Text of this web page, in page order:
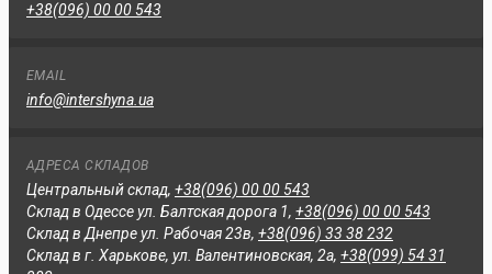
+38(096) 00 00 543
EMAIL
info@intershyna.ua
АДРЕСА СКЛАДОВ
Центральный склад, +38(096) 00 00 543
Склад в Одессе ул. Балтская дорога 1, +38(096) 00 00 543
Склад в Днепре ул. Рабочая 23в, +38(096) 33 38 232
Склад в г. Харькове, ул. Валентиновская, 2а, +38(099) 54 31